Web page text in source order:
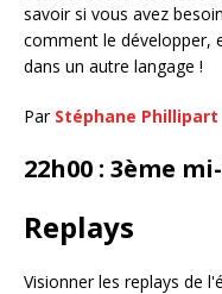
savoir si vous avez
comment le développer,
dans un autre langage !
Par Stéphane Phillipart
22h00 : 3ème
Replays
Visionner les replays de